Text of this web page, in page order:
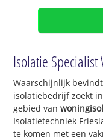
Isolatie
Waarschijnlijk
isolatiebedrijf zoekt
gebied van
Isolatietechniek
te komen met een